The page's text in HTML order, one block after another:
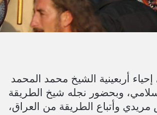
أربعينية الشيخ محمد المحمد
وبحضور نجله شيخ الطريقة
وأتباع الطريقة من العراق،